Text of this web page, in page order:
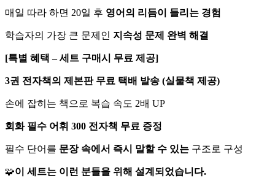
매일 따라 하면 20일 후 영어의 리듬이 들리는 경험
학습자의 가장 큰 문제인 지속성 문제 완벽 해결
[특별 혜택 – 세트 구매시 무료 제공]
3권 전자책의 제본판 무료 택배 발송 (실물책 제공)
손에 잡히는 책으로 복습 속도 2배 UP
회화 필수 어휘 300 전자책 무료 증정
필수 단어를 문장 속에서 즉시 말할 수 있는 구조로 구성
🧩이 세트는 이런 분들을 위해 설계되었습니다.